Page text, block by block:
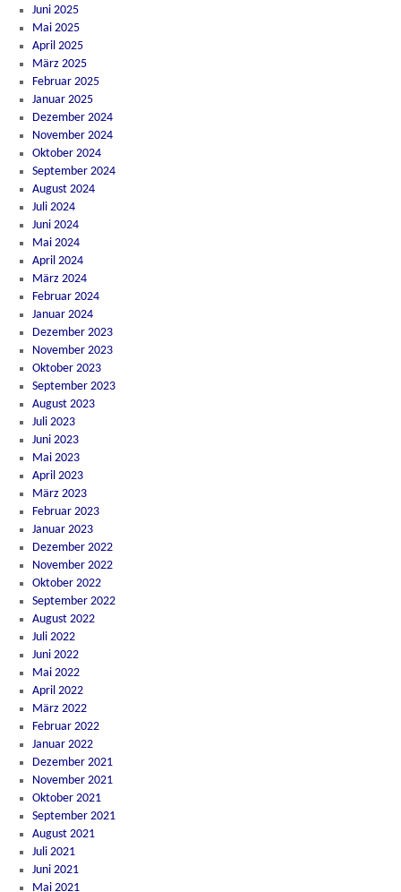
Juni 2025
Mai 2025
April 2025
März 2025
Februar 2025
Januar 2025
Dezember 2024
November 2024
Oktober 2024
September 2024
August 2024
Juli 2024
Juni 2024
Mai 2024
April 2024
März 2024
Februar 2024
Januar 2024
Dezember 2023
November 2023
Oktober 2023
September 2023
August 2023
Juli 2023
Juni 2023
Mai 2023
April 2023
März 2023
Februar 2023
Januar 2023
Dezember 2022
November 2022
Oktober 2022
September 2022
August 2022
Juli 2022
Juni 2022
Mai 2022
April 2022
März 2022
Februar 2022
Januar 2022
Dezember 2021
November 2021
Oktober 2021
September 2021
August 2021
Juli 2021
Juni 2021
Mai 2021